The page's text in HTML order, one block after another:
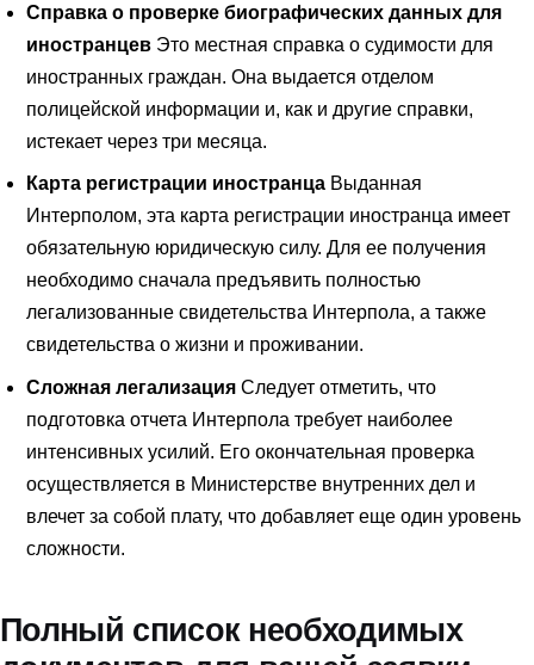
Справка о проверке биографических данных для
иностранцевЭто местная справка о судимости для
иностранных граждан. Она выдается отделом
полицейской информации и, как и другие справки,
истекает через три месяца.
Карта регистрации иностранцаВыданная
Интерполом, эта карта регистрации иностранца имеет
обязательную юридическую силу. Для ее получения
необходимо сначала предъявить полностью
легализованные свидетельства Интерпола, а также
свидетельства о жизни и проживании.
Сложная легализацияСледует отметить, что
подготовка отчета Интерпола требует наиболее
интенсивных усилий. Его окончательная проверка
осуществляется в Министерстве внутренних дел и
влечет за собой плату, что добавляет еще один уровень
сложности.
Полный список необходимых